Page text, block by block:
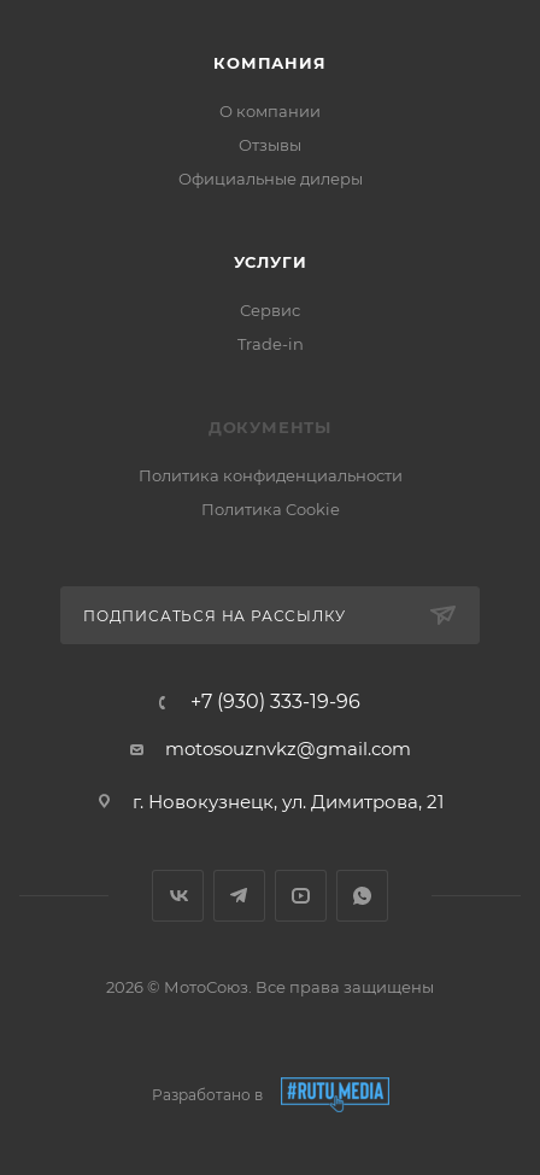
КОМПАНИЯ
О компании
Отзывы
Официальные дилеры
УСЛУГИ
Сервис
Trade-in
ДОКУМЕНТЫ
Политика конфиденциальности
Политика Cookie
ПОДПИСАТЬСЯ НА РАССЫЛКУ
+7 (930) 333-19-96
motosouznvkz@gmail.com
г. Новокузнецк, ул. Димитрова, 21
2026 © МотоСоюз. Все права защищены
Разработано в